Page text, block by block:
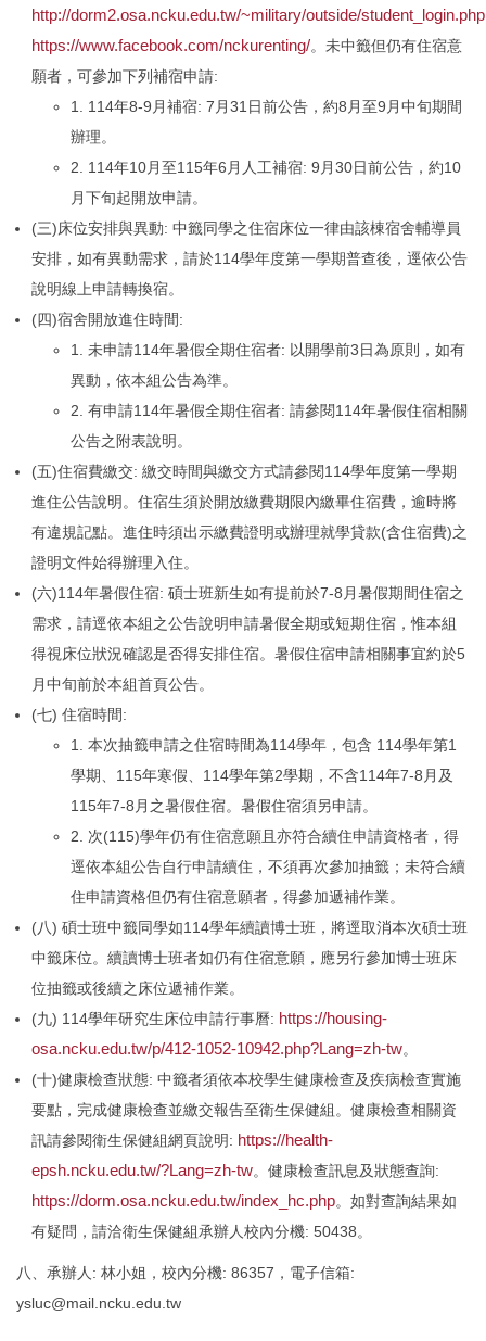
http://dorm2.osa.ncku.edu.tw/~military/outside/student_login.php
https://www.facebook.com/nckurenting/。未中籤但仍有住宿意
願者，可參加下列補宿申請:
1. 114年8-9月補宿: 7月31日前公告，約8月至9月中旬期間
辦理。
2. 114年10月至115年6月人工補宿: 9月30日前公告，約10
月下旬起開放申請。
(三)床位安排與異動: 中籤同學之住宿床位一律由該棟宿舍輔導員
安排，如有異動需求，請於114學年度第一學期普查後，逕依公告
說明線上申請轉換宿。
(四)宿舍開放進住時間:
1. 未申請114年暑假全期住宿者: 以開學前3日為原則，如有
異動，依本組公告為準。
2. 有申請114年暑假全期住宿者: 請參閱114年暑假住宿相關
公告之附表說明。
(五)住宿費繳交: 繳交時間與繳交方式請參閱114學年度第一學期
進住公告說明。住宿生須於開放繳費期限內繳畢住宿費，逾時將
有違規記點。進住時須出示繳費證明或辦理就學貸款(含住宿費)之
證明文件始得辦理入住。
(六)114年暑假住宿: 碩士班新生如有提前於7-8月暑假期間住宿之
需求，請逕依本組之公告說明申請暑假全期或短期住宿，惟本組
得視床位狀況確認是否得安排住宿。暑假住宿申請相關事宜約於5
月中旬前於本組首頁公告。
(七) 住宿時間:
1. 本次抽籤申請之住宿時間為114學年，包含 114學年第1
學期、115年寒假、114學年第2學期，不含114年7-8月及
115年7-8月之暑假住宿。暑假住宿須另申請。
2. 次(115)學年仍有住宿意願且亦符合續住申請資格者，得
逕依本組公告自行申請續住，不須再次參加抽籤；未符合續
住申請資格但仍有住宿意願者，得參加遞補作業。
(八) 碩士班中籤同學如114學年續讀博士班，將逕取消本次碩士班
中籤床位。續讀博士班者如仍有住宿意願，應另行參加博士班床
位抽籤或後續之床位遞補作業。
(九) 114學年研究生床位申請行事曆: https://housing-
osa.ncku.edu.tw/p/412-1052-10942.php?Lang=zh-tw。
(十)健康檢查狀態: 中籤者須依本校學生健康檢查及疾病檢查實施
要點，完成健康檢查並繳交報告至衛生保健組。健康檢查相關資
訊請參閱衛生保健組網頁說明: https://health-
epsh.ncku.edu.tw/?Lang=zh-tw。健康檢查訊息及狀態查詢:
https://dorm.osa.ncku.edu.tw/index_hc.php。如對查詢結果如
有疑問，請洽衛生保健組承辦人校內分機: 50438。
八、承辦人: 林小姐，校內分機: 86357，電子信箱:
ysluc@mail.ncku.edu.tw